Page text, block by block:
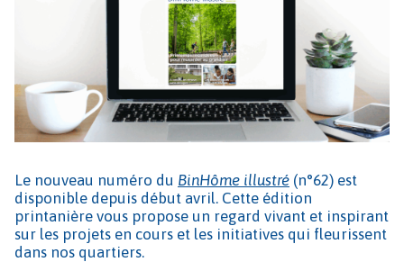
Le nouveau numéro du BinHôme illustré (n°62) est
disponible depuis début avril. Cette édition
printanière vous propose un regard vivant et inspirant
sur les projets en cours et les initiatives qui fleurissent
dans nos quartiers.